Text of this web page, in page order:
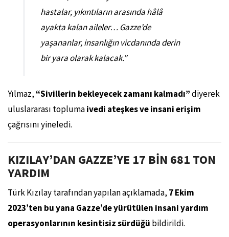
hastalar, yıkıntıların arasında hâlâ
ayakta kalan aileler… Gazze’de
yaşananlar, insanlığın vicdanında derin
bir yara olarak kalacak.”
Yılmaz,“Sivillerin bekleyecek zamanı kalmadı”diyerek
uluslararası toplumaivedi ateşkes ve insani erişim
çağrısını yineledi.
KIZILAY’DAN GAZZE’YE 17 BİN 681 TON
YARDIM
Türk Kızılay tarafından yapılan açıklamada, 7 Ekim
2023’ten bu yana Gazze’de yürütülen insani yardım
operasyonlarının kesintisiz sürdüğü bildirildi.